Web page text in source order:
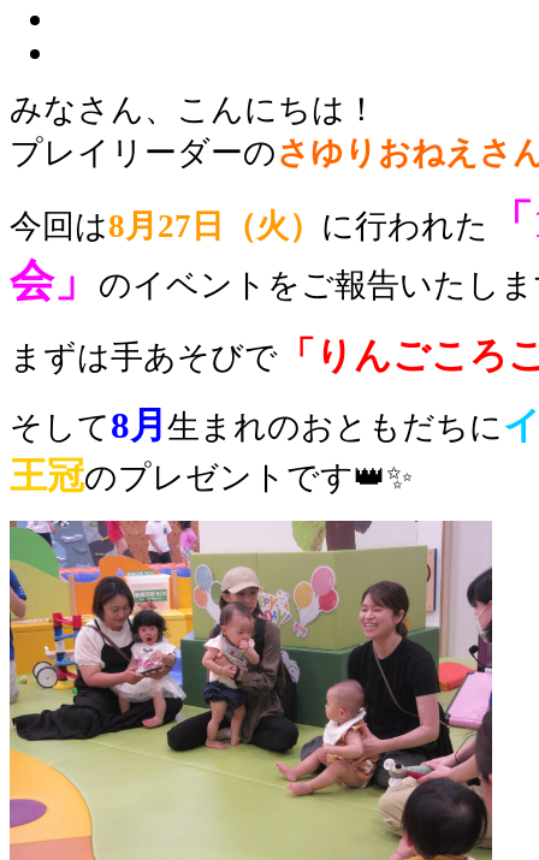
みなさん、こんにちは！
プレイリーダーのさゆりおねえさ
今回は8月27日（火） に行われた
会」
のイベント をご報告いたし
まずは手あそびで 「りんごころ
そして8月 生まれのおともだちに
王冠のプレゼントです👑✨